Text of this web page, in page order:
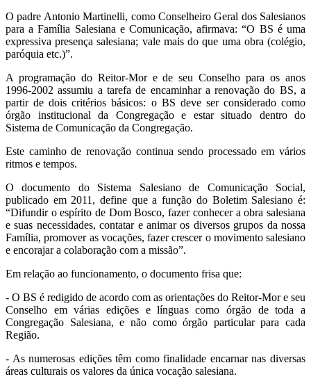
O padre Antonio Martinelli, como Conselheiro Geral dos Salesianos
para a Família Salesiana e Comunicação, afirmava: “O BS é uma
expressiva presença salesiana; vale mais do que uma obra (colégio,
paróquia etc.)”.
A programação do Reitor-Mor e de seu Conselho para os anos
1996-2002 assumiu a tarefa de encaminhar a renovação do BS, a
partir de dois critérios básicos: o BS deve ser considerado como
órgão institucional da Congregação e estar situado dentro do
Sistema de Comunicação da Congregação.
Este caminho de renovação continua sendo processado em vários
ritmos e tempos.
O documento do Sistema Salesiano de Comunicação Social,
publicado em 2011, define que a função do Boletim Salesiano é:
“Difundir o espírito de Dom Bosco, fazer conhecer a obra salesiana
e suas necessidades, contatar e animar os diversos grupos da nossa
Família, promover as vocações, fazer crescer o movimento salesiano
e encorajar a colaboração com a missão”.
Em relação ao funcionamento, o documento frisa que:
- O BS é redigido de acordo com as orientações do Reitor-Mor e seu
Conselho em várias edições e línguas como órgão de toda a
Congregação Salesiana, e não como órgão particular para cada
Região.
- As numerosas edições têm como finalidade encarnar nas diversas
áreas culturais os valores da única vocação salesiana.